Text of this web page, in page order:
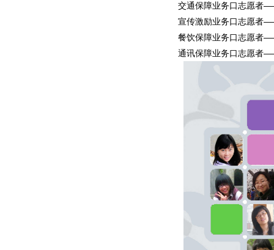
交通保障业务口志愿者
宣传激励业务口志愿者
餐饮保障业务口志愿者
通讯保障业务口志愿者